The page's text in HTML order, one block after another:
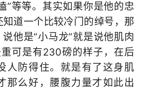
”等等。其实如果你是他的忠
道一个比较冷门的绰号，那
说他是“小马龙”就是说他肌肉
可是有230磅的样子，在后
人防得住。就是有了这身肌
那么好，腰腹力量才如此出